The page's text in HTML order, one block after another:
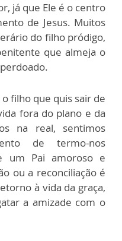
já que Ele é o centro
de Jesus. Muitos
do filho pródigo,
que almeja o
filho que quis sair de
fora do plano e da
na real, sentimos
de termo-nos
um Pai amoroso e
ou a reconciliação é
à vida da graça,
a amizade com o